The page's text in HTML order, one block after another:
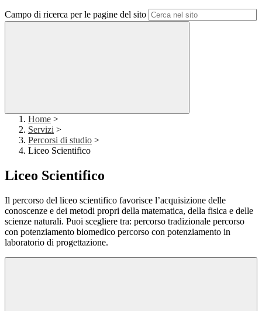
Campo di ricerca per le pagine del sito
Home >
Servizi >
Percorsi di studio >
Liceo Scientifico
Liceo Scientifico
Il percorso del liceo scientifico favorisce l’acquisizione delle
conoscenze e dei metodi propri della matematica, della fisica e delle
scienze naturali. Puoi scegliere tra: percorso tradizionale percorso
con potenziamento biomedico percorso con potenziamento in
laboratorio di progettazione.